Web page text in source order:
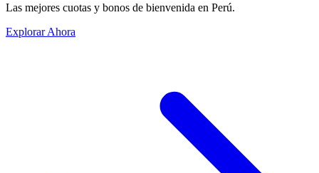
Las mejores cuotas y bonos de bienvenida en Perú.
Explorar Ahora